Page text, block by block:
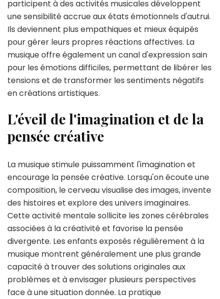
participent à des activités musicales développent
une sensibilité accrue aux états émotionnels d'autrui.
Ils deviennent plus empathiques et mieux équipés
pour gérer leurs propres réactions affectives. La
musique offre également un canal d'expression sain
pour les émotions difficiles, permettant de libérer les
tensions et de transformer les sentiments négatifs
en créations artistiques.
L'éveil de l'imagination et de la
pensée créative
La musique stimule puissamment l'imagination et
encourage la pensée créative. Lorsqu'on écoute une
composition, le cerveau visualise des images, invente
des histoires et explore des univers imaginaires.
Cette activité mentale sollicite les zones cérébrales
associées à la créativité et favorise la pensée
divergente. Les enfants exposés régulièrement à la
musique montrent généralement une plus grande
capacité à trouver des solutions originales aux
problèmes et à envisager plusieurs perspectives
face à une situation donnée. La pratique